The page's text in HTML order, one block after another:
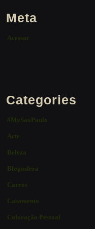
Meta
Acessar
Categories
#MySaoPaulo
Arte
Beleza
Blogosfera
Carros
Casamento
Coloração Pessoal